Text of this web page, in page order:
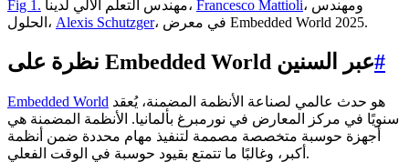
Fig 1. مهندس التعلم الآلي لدينا، Francesco Mattioli، ومهندس
الحلول، Alexis Schutzger ، في معرض Embedded World 2025.
نظرة على Embedded World عبر السنين#
Embedded World
سنويًا في مركز المعارض في نورمبرغ بألمانيا. الأنظمة المضمنة هي
أجهزة حوسبة متخصصة مصممة لتنفيذ مهام محددة ضمن أنظمة
أكبر، وغالبًا ما تتمتع بقيود حوسبة في الوقت الفعلي.